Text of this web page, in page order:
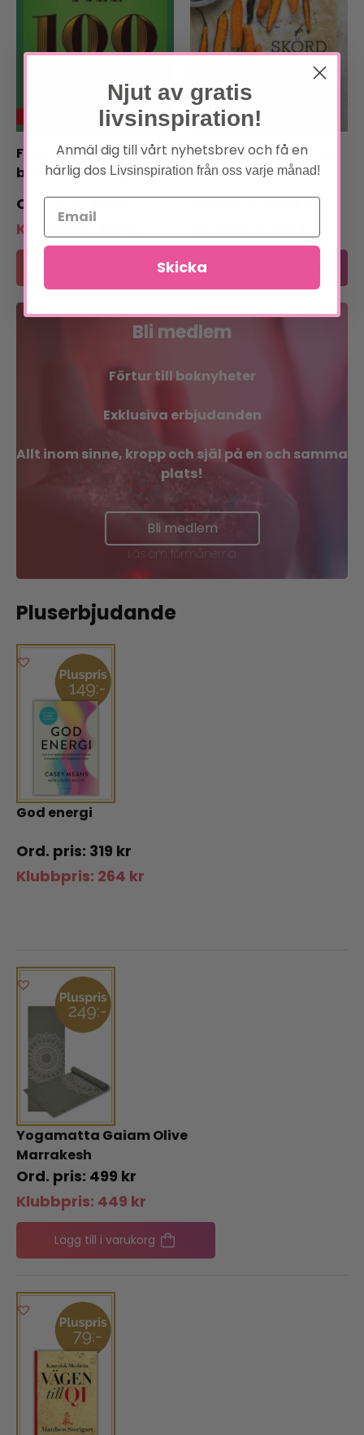
Frisk till 100 : Hälsan i
behåll hela långa livet
299kr
Klubbpris:
Skörd : 600 recepttips
från Ekolådan
330kr
Bli medlem
Förtur till boknyheter
Exklusiva erbjudanden
Allt inom sinne, kropp och själ på en och samma
plats!
Bli medlem
Läs om förmånerna
Pluserbjudande
God energi
319 kr
Klubbpris: 264 kr
Yogamatta Gaiam Olive
Marrakesh
499 kr
Klubbpris: 449 kr
Lägg till i varukorg
Njut av gratis
livsinspiration!
Anmäl dig till vårt nyhetsbrev och få en
härlig dos Livsinspiration från oss varje månad!
Skicka